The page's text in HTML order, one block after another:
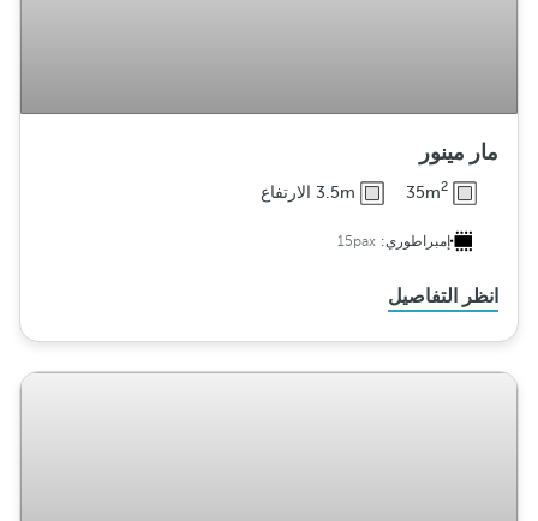
مار مينور
35m2 3.5m الارتفاع
إمبراطوري: 15pax
انظر التفاصيل